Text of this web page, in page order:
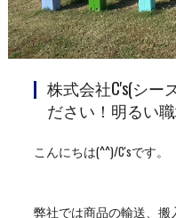
株式会社C's(シー
ださい！明るい
こんにちは(^^)/C'sです。
弊社では商品の輸送、